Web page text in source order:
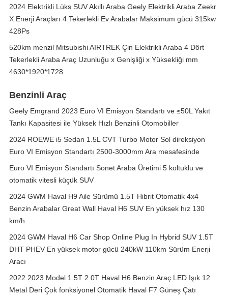
2024 Elektrikli Lüks SUV Akıllı Araba Geely Elektrikli Araba Zeekr
X Enerji Araçları 4 Tekerlekli Ev Arabalar Maksimum gücü 315kw
428Ps
520km menzil Mitsubishi AIRTREK Çin Elektrikli Araba 4 Dört
Tekerlekli Araba Araç Uzunluğu x Genişliği x Yüksekliği mm
4630*1920*1728
Benzinli Araç
Geely Emgrand 2023 Euro VI Emisyon Standartı ve ≤50L Yakıt
Tankı Kapasitesi ile Yüksek Hızlı Benzinli Otomobiller
2024 ROEWE i5 Sedan 1.5L CVT Turbo Motor Sol direksiyon
Euro VI Emisyon Standartı 2500-3000mm Ara mesafesinde
Euro VI Emisyon Standartı Sonet Araba Üretimi 5 koltuklu ve
otomatik vitesli küçük SUV
2024 GWM Haval H9 Aile Sürümü 1.5T Hibrit Otomatik 4x4
Benzin Arabalar Great Wall Haval H6 SUV En yüksek hız 130
km/h
2024 GWM Haval H6 Car Shop Online Plug In Hybrid SUV 1.5T
DHT PHEV En yüksek motor gücü 240kW 110km Sürüm Enerji
Aracı
2022 2023 Model 1.5T 2.0T Haval H6 Benzin Araç LED Işık 12
Metal Deri Çok fonksiyonel Otomatik Haval F7 Güneş Çatı